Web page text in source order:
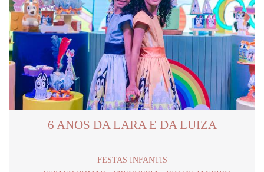
6 ANOS DA LARA E DA LUIZA
FESTAS INFANTIS